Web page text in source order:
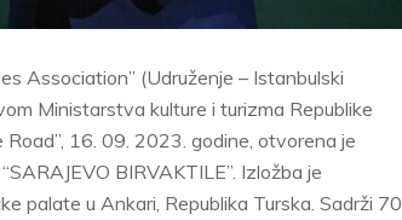
Association” (Udruženje – Istanbulski
Ministarstva kulture i turizma Republike
16. 09. 2023. godine, otvorena je
BIRVAKTILE”. Izložba je
palate u Ankari, Republika Turska. Sadrži 70